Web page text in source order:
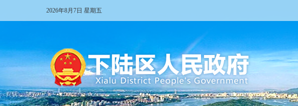
2026年8月7日 星期五